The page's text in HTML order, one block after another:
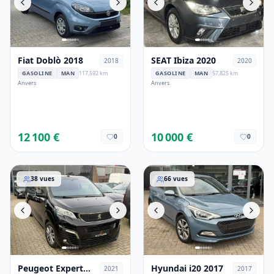
Fiat Doblò 2018 2018
GASOLINE MAN
117,592 km
Anvers
12 100 € 0
SEAT Ibiza 2020 2020
GASOLINE MAN 57,825 km
Anvers
10 000 € 0
Peugeot Expert 2021
38 vues
Peugeot Expert
2021
Hyundai i20 2017
66 vues
Hyundai i20 2017 2017